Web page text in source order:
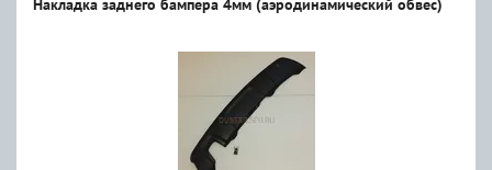
Накладка заднего бампера 4мм (аэродинамический обвес)